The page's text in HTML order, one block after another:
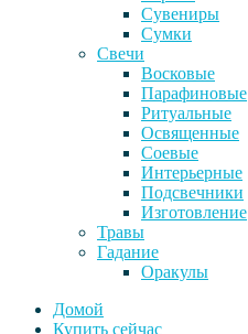
Сувениры
Сумки
Свечи
Восковые
Парафиновые
Ритуальные
Освященные
Соевые
Интерьерные
Подсвечники
Изготовление
Травы
Гадание
Оракулы
Домой
Купить сейчас